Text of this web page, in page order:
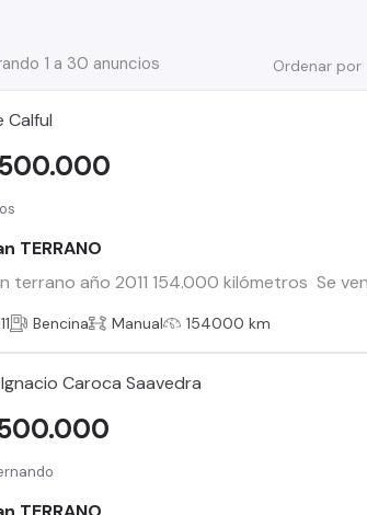
Ordenar por
1 a 30 anuncios
Calful
TERRANO
terrano año 2011 154.000 kilómetros Se
Bencina Manual 154000 km
Caroca Saavedra